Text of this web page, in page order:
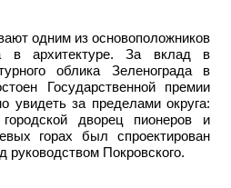
одним из основоположников
в архитектуре. За вклад в
облика Зеленограда в
Государственной премии
за пределами округа:
городской дворец пионеров и
горах был спроектирован
руководством Покровского.